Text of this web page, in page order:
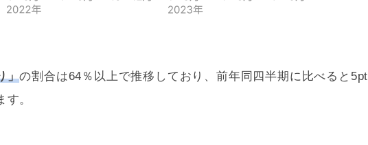
」の割合は64％以上で推移しており、前年同四半期に比べると5pt
。